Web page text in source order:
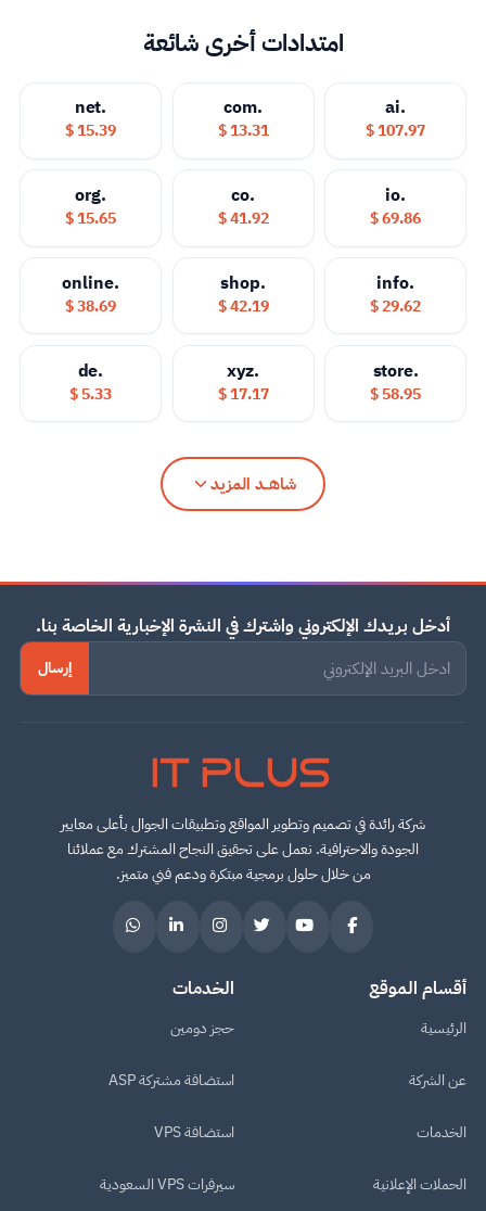
امتدادات أخرى شائعة
.ai
107.97 $
.com
13.31 $
.net
15.39 $
.io
69.86 $
.co
41.92 $
.org
15.65 $
.info
29.62 $
.shop
42.19 $
.online
38.69 $
.store
58.95 $
.xyz
17.17 $
.de
5.33 $
شاهــد المزيد
أدخل بريدك الإلكتروني واشترك في النشرة الإخبارية الخاصة بنا.
إرسال
IT PLUS
شركة رائدة في تصميم وتطوير المواقع وتطبيقات الجوال بأعلى معايير
الجودة والاحترافية. نعمل على تحقيق النجاح المشترك مع عملائنا
من خلال حلول برمجية مبتكرة ودعم فني متميز.
أقسام الموقع
الرئيسية
عن الشركة
الخدمات
الحملات الإعلانية
الخدمات
حجز دومين
استضافة مشتركة ASP
استضافة VPS
سيرفرات VPS السعودية